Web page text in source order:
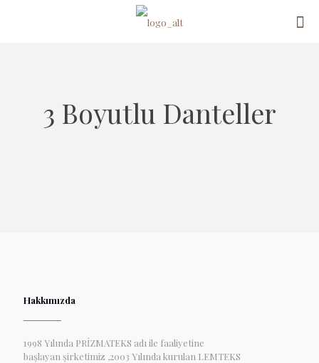
3 Boyutlu Danteller
Hakkımızda
1998 Yılında PRİZMATEKS adı ile faaliyetine
başlayan şirketimiz ,2003 Yılında kurulan LEMTEKS